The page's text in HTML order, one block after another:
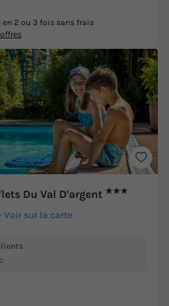
Du Val D'argent ★★★
-Voir sur la carte
en 2 ou 3 fois sans frais